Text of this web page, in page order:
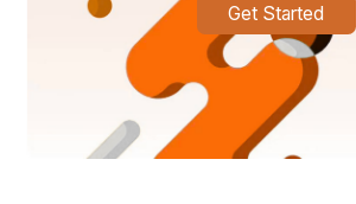
विचारधारा वाले लोगों को अलग करना सरल
अनगिनत मतभेदों के बाद भी लोगों में एकता है,
विघटित करना बाहरी शक्तियों के लिए सहज
या समाज में अमन-शांति बनाए रखने में
देश के लिए एक आवश्यक भाग है।
Get Started